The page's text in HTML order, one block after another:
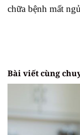
chữa bệnh mất
Bài viết cùng